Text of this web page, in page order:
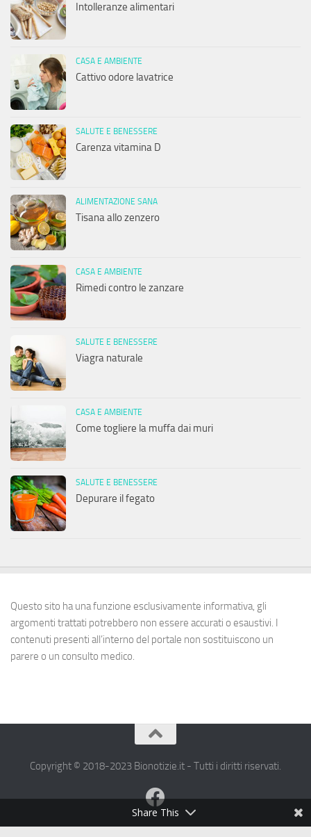
Intolleranze alimentari
CASA E AMBIENTE
Cattivo odore lavatrice
SALUTE E BENESSERE
Carenza vitamina D
ALIMENTAZIONE SANA
Tisana allo zenzero
CASA E AMBIENTE
Rimedi contro le zanzare
SALUTE E BENESSERE
Viagra naturale
CASA E AMBIENTE
Come togliere la muffa dai muri
SALUTE E BENESSERE
Depurare il fegato
Questo sito ha una funzione esclusivamente informativa, gli
argomenti trattati potrebbero non essere accurati o esaustivi. I
contenuti presenti all’interno del portale non sostituiscono un
parere o un consulto medico.
Copyright © 2018-2023 Bionotizie.it - Tutti i diritti riservati.
Share This